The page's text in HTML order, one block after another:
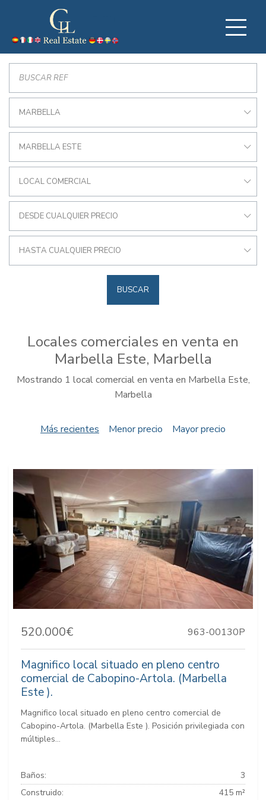
MARBELLA
MARBELLA ESTE
LOCAL COMERCIAL
DESDE CUALQUIER PRECIO
HASTA CUALQUIER PRECIO
BUSCAR
Locales comerciales en venta en
Marbella Este, Marbella
Mostrando 1 local comercial en venta en Marbella Este,
Marbella
Más recientes Menor precio Mayor precio
520.000€ 963-00130P
Magnifico local situado en pleno centro
comercial de Cabopino-Artola. (Marbella
Este ).
Magnifico local situado en pleno centro comercial de
Cabopino-Artola. (Marbella Este ). Posición privilegiada con
múltiples...
Baños:
3
Construido:
415 m²